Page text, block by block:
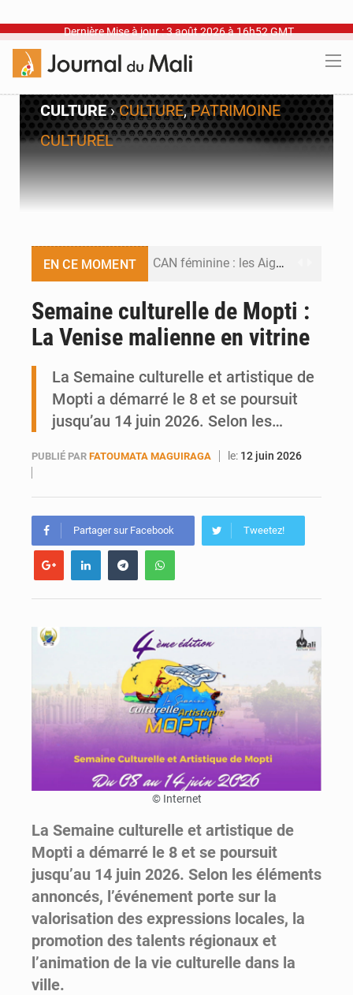
Dernière Mise à jour : 3 août 2026 à 16h52 GMT
CULTURE›CULTURE,PATRIMOINE
CULTUREL
EN CE MOMENT CAN féminine : les Aigles Dames se relancent
Hivernage : l’anticipation des crues à l’épreuve
Emploi des jeunes au Mali : des compétences encore difficiles à valoriser
Semaine culturelle de Mopti :
La Venise malienne en vitrine
La Semaine culturelle et artistique de
Mopti a démarré le 8 et se poursuit
jusqu’au 14 juin 2026. Selon les…
PUBLIÉ PAR FATOUMATA MAGUIRAGA le: 12 juin 2026
Partager sur Facebook Tweetez!
© Internet
La Semaine culturelle et artistique de
Mopti a démarré le 8 et se poursuit
jusqu’au 14 juin 2026. Selon les éléments
annoncés, l’événement porte sur la
valorisation des expressions locales, la
promotion des talents régionaux et
l’animation de la vie culturelle dans la
ville.